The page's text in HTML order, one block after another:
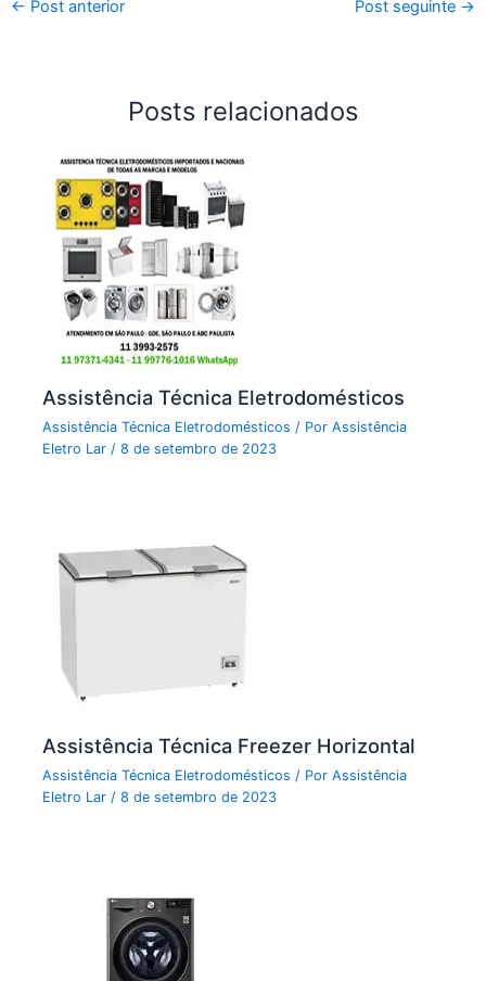
← Post anterior Post seguinte →
Posts relacionados
Assistência Técnica Eletrodomésticos
Assistência Técnica Eletrodomésticos / PorAssistência
Eletro Lar/8 de setembro de 2023
Assistência Técnica Freezer Horizontal
Assistência Técnica Eletrodomésticos / PorAssistência
Eletro Lar/8 de setembro de 2023